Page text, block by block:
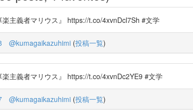
主義者マリウス』 https://t.co/4xvnDcl7Sh #文学
@kumagaikazuhimi (投稿一覧)
主義者マリウス』 https://t.co/4xvnDc2YE9 #文学
@kumagaikazuhimi (投稿一覧)